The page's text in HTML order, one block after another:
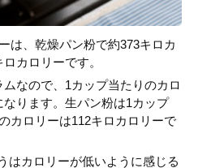
は、乾燥パン粉で約373キロカ
カロリーです。
なので、1カップ当たりのカロ
ります。生パン粉は1カップ
カロリーは112キロカロリーで
はカロリーが低いように感じる